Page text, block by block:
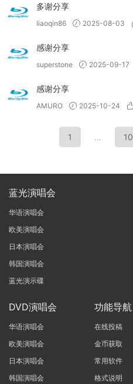
多谢分享
liaoqin86 2025-08-03
感谢分享
superstone 2025-09-17
感谢分享
AMURO 2025-10-24
1 … 10
蓝光演唱会
华语演唱会
欧美演唱会
日本演唱会
韩国演唱会
蓝光演示碟
DVD演唱会
华语演唱会
欧美演唱会
日本演唱会
韩国演唱会
功能导航
在线投稿
金币获取
常用软件
格式说明